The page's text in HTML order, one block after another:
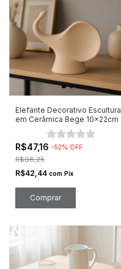
Elefante Decorativo Escultura
em Cerâmica Bege 10x22cm
R$47,16 -52% OFF
R$98,25
R$42,44 com Pix